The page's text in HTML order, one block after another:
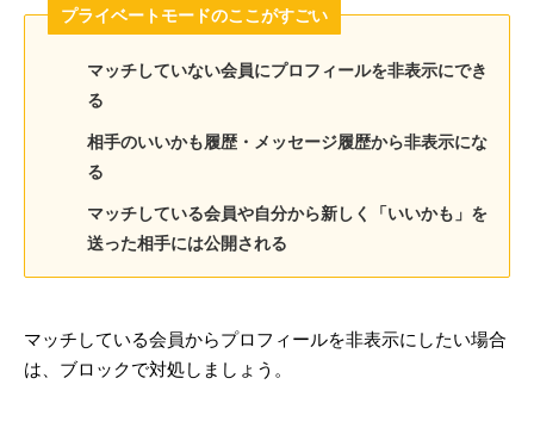
プライベートモードのここがすごい
マッチしていない会員にプロフィールを非表示にでき
る
相手のいいかも履歴・メッセージ履歴から非表示にな
る
マッチしている会員や自分から新しく「いいかも」を
送った相手には公開される
マッチしている会員からプロフィールを非表示にしたい場合
は、ブロックで対処しましょう。